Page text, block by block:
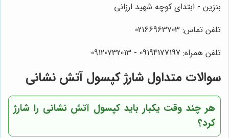
بنزین - ابتدای کوچه شهید ارزانی
تلفن تماس: 02166963703
تلفن همراه: 09194177197 - 09120732013
سوالات متداول شارژ کپسول آتش نشانی
هر چند وقت یکبار باید کپسول آتش نشانی را شارژ
کرد؟